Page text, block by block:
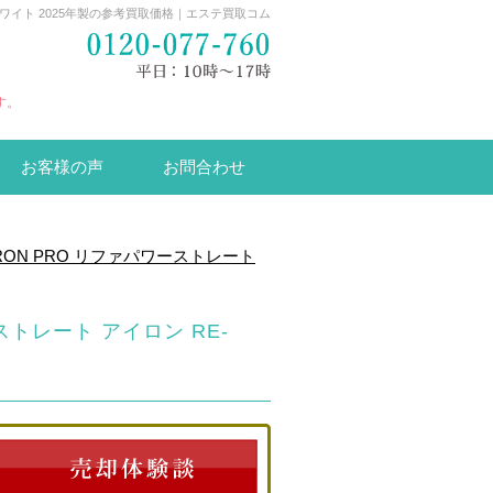
イト 2025年製の参考買取価格｜エステ買取コム
お客様の声 お問合わせ
PRO リファパワーストレート
レート アイロン RE-